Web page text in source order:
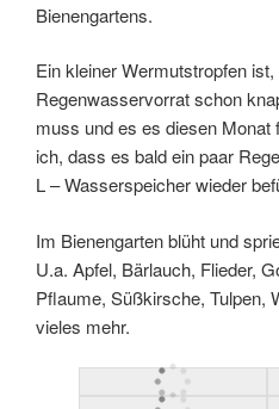
Bienengartens.
Ein kleiner Wermutstropfen
Regenwasservorrat schon
muss und es es diesen Monat
ich, dass es bald ein paar
L – Wasserspeicher wieder
Im Bienengarten blüht und
U.a. Apfel, Bärlauch, Flieder,
Pflaume, Süßkirsche, Tulpen,
vieles mehr.